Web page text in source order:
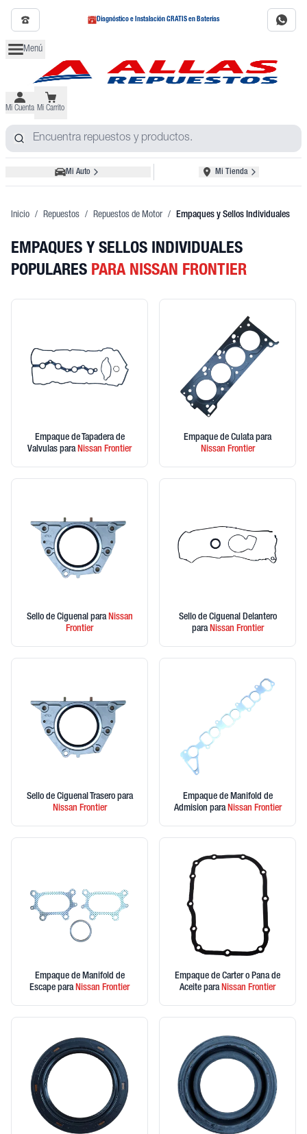
Diagnóstico e Instalación GRATIS en Baterías
Menú
Mi Cuenta Mi Carrito
Mi Auto Mi Tienda
Inicio / Repuestos / Repuestos de Motor / Empaques y Sellos Individuales
EMPAQUES Y SELLOS INDIVIDUALES
POPULARES PARA NISSAN FRONTIER
Empaque de Tapadera de
Valvulas paraNissan Frontier
Empaque de Culata para
Nissan Frontier
Sello de Ciguenal paraNissan
Frontier
Sello de Ciguenal Delantero
paraNissan Frontier
Sello de Ciguenal Trasero para
Nissan Frontier
Empaque de Manifold de
Admision paraNissan Frontier
Empaque de Manifold de
Escape paraNissan Frontier
Empaque de Carter o Pana de
Aceite paraNissan Frontier